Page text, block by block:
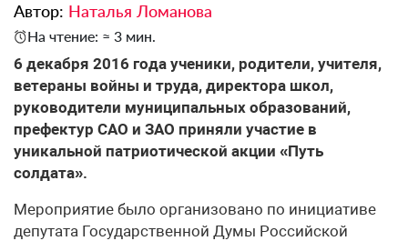
Автор: Наталья Ломанова
На чтение: ≈ 3 мин.
​6 декабря 2016 года ученики, родители, учителя,
ветераны войны и труда, директора школ,
руководители муниципальных образований,
префектур САО и ЗАО приняли участие в
уникальной патриотической акции «Путь
солдата».
Мероприятие было организовано по инициативе
депутата Государственной Думы Российской